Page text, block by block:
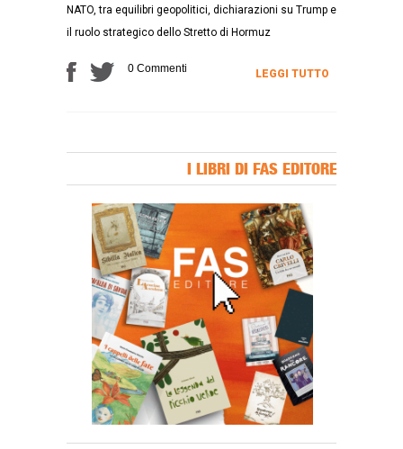
NATO, tra equilibri geopolitici, dichiarazioni su Trump e
il ruolo strategico dello Stretto di Hormuz
0 Commenti LEGGI TUTTO
I LIBRI DI FAS EDITORE